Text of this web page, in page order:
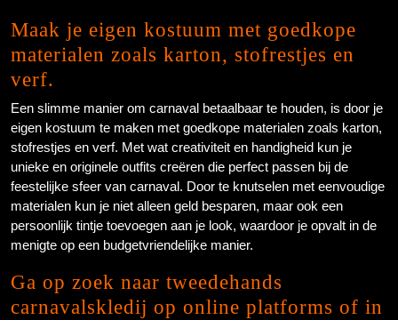
Maak je eigen kostuum met goedkope
materialen zoals karton, stofrestjes en
verf.
Een slimme manier om carnaval betaalbaar te houden, is door je
eigen kostuum te maken met goedkope materialen zoals karton,
stofrestjes en verf. Met wat creativiteit en handigheid kun je
unieke en originele outfits creëren die perfect passen bij de
feestelijke sfeer van carnaval. Door te knutselen met eenvoudige
materialen kun je niet alleen geld besparen, maar ook een
persoonlijk tintje toevoegen aan je look, waardoor je opvalt in de
menigte op een budgetvriendelijke manier.
Ga op zoek naar tweedehands
carnavalskledij op online platforms of in